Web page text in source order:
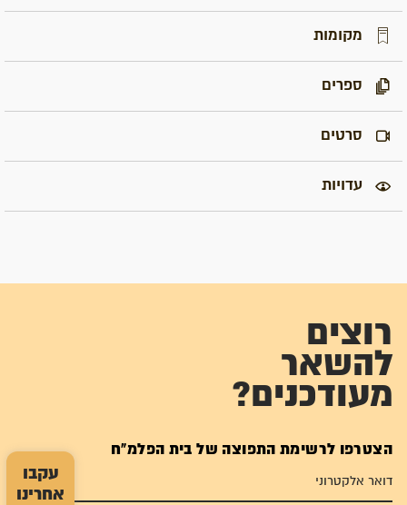
עקבו
אחרינו
מקומות
ספרים
סרטים
עדויות
רוצים
להשאר
מעודכנים?
הצטרפו לרשימת התפוצה של בית הפלמ"ח